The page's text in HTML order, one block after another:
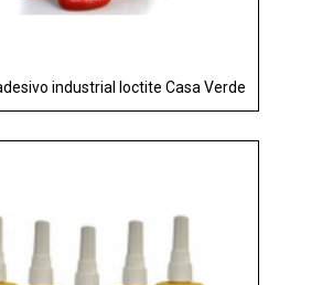
industrial loctite Casa Verde